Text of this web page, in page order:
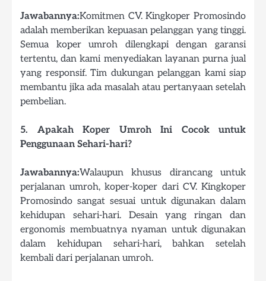
Jawabannya:Komitmen CV. Kingkoper Promosindo
adalah memberikan kepuasan pelanggan yang tinggi.
Semua koper umroh dilengkapi dengan garansi
tertentu, dan kami menyediakan layanan purna jual
yang responsif. Tim dukungan pelanggan kami siap
membantu jika ada masalah atau pertanyaan setelah
pembelian.
5. Apakah Koper Umroh Ini Cocok untuk
Penggunaan Sehari-hari?
Jawabannya:Walaupun khusus dirancang untuk
perjalanan umroh, koper-koper dari CV. Kingkoper
Promosindo sangat sesuai untuk digunakan dalam
kehidupan sehari-hari. Desain yang ringan dan
ergonomis membuatnya nyaman untuk digunakan
dalam kehidupan sehari-hari, bahkan setelah
kembali dari perjalanan umroh.